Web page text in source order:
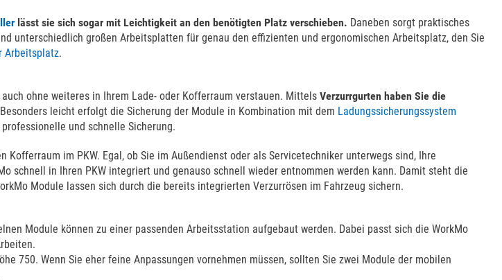
lässt sie sich sogar mit Leichtigkeit an den benötigten Platz verschieben. Daneben sorgt praktisches
unterschiedlich großen Arbeitsplatten für genau den effizienten und ergonomischen Arbeitsplatz, den Sie
Arbeitsplatz.
ohne weiteres in Ihrem Lade- oder Kofferraum verstauen. Mittels Verzurrgurten haben Sie die
Besonders leicht erfolgt die Sicherung der Module in Kombination mit dem Ladungssicherungssystem
und schnelle Sicherung.
im PKW. Egal, ob Sie im Außendienst oder als Servicetechniker unterwegs sind, Ihre
schnell in Ihren PKW integriert und genauso schnell wieder entnommen werden kann. Damit steht die
Module lassen sich durch die bereits integrierten Verzurrösen im Fahrzeug sichern.
Module können zu einer passenden Arbeitsstation aufgebaut werden. Dabei passt sich die WorkMo
750. Wenn Sie eher feine Anpassungen vornehmen müssen, sollten Sie zwei Module der mobilen